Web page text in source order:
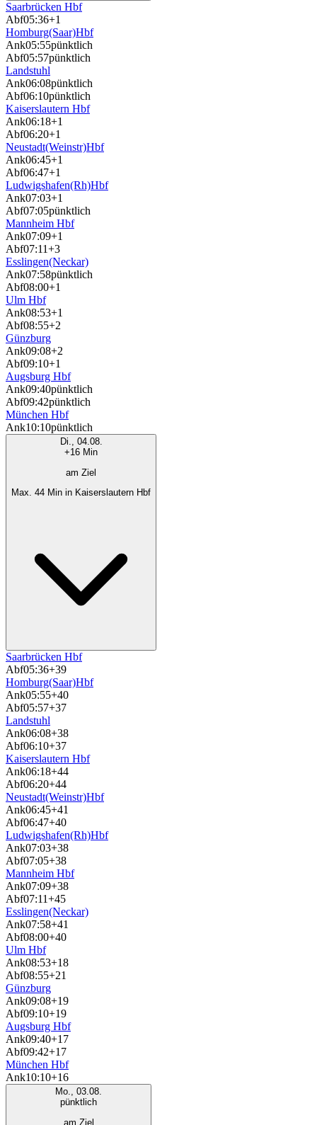
Saarbrücken Hbf
Abf05:36+1
Homburg(Saar)Hbf
Ank05:55pünktlich
Abf05:57pünktlich
Landstuhl
Ank06:08pünktlich
Abf06:10pünktlich
Kaiserslautern Hbf
Ank06:18+1
Abf06:20+1
Neustadt(Weinstr)Hbf
Ank06:45+1
Abf06:47+1
Ludwigshafen(Rh)Hbf
Ank07:03+1
Abf07:05pünktlich
Mannheim Hbf
Ank07:09+1
Abf07:11+3
Esslingen(Neckar)
Ank07:58pünktlich
Abf08:00+1
Ulm Hbf
Ank08:53+1
Abf08:55+2
Günzburg
Ank09:08+2
Abf09:10+1
Augsburg Hbf
Ank09:40pünktlich
Abf09:42pünktlich
München Hbf
Ank10:10pünktlich
Di., 04.08.
+16 Min
am Ziel
Max. 44 Min in Kaiserslautern Hbf
Saarbrücken Hbf
Abf05:36+39
Homburg(Saar)Hbf
Ank05:55+40
Abf05:57+37
Landstuhl
Ank06:08+38
Abf06:10+37
Kaiserslautern Hbf
Ank06:18+44
Abf06:20+44
Neustadt(Weinstr)Hbf
Ank06:45+41
Abf06:47+40
Ludwigshafen(Rh)Hbf
Ank07:03+38
Abf07:05+38
Mannheim Hbf
Ank07:09+38
Abf07:11+45
Esslingen(Neckar)
Ank07:58+41
Abf08:00+40
Ulm Hbf
Ank08:53+18
Abf08:55+21
Günzburg
Ank09:08+19
Abf09:10+19
Augsburg Hbf
Ank09:40+17
Abf09:42+17
München Hbf
Ank10:10+16
Mo., 03.08.
pünktlich
am Ziel